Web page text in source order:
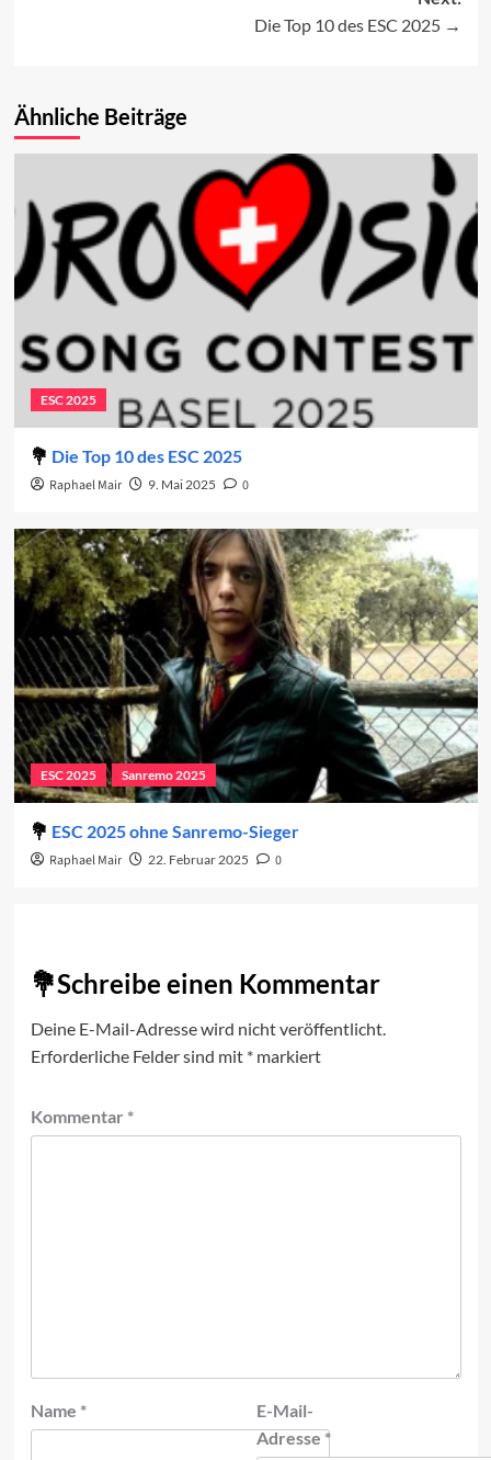
Die Top 10 des ESC 2025
Ähnliche Beiträge
ESC 2025
Die Top 10 des ESC 2025
Raphael Mair 9. Mai 2025 0
ESC 2025 Sanremo 2025
ESC 2025 ohne Sanremo-Sieger
Raphael Mair 22. Februar 2025 0
Schreibe einen Kommentar
Deine E-Mail-Adresse wird nicht veröffentlicht.
Erforderliche Felder sind mit *markiert
Kommentar *
Name *
E-Mail-
Adresse*